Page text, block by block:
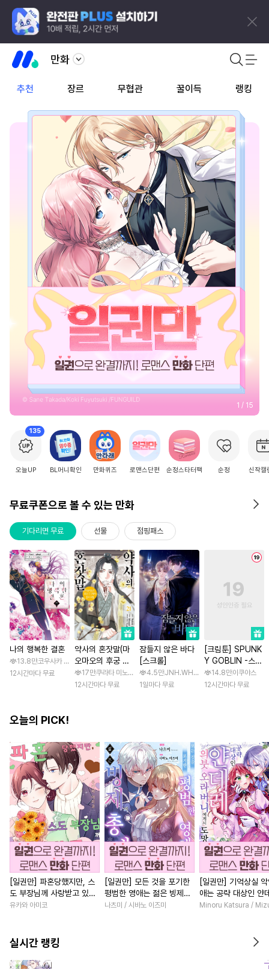
만화
추천 장르 무협관 꿀이득 랭킹
2 / 15
135
오늘UP BL머니확인 만화퀴즈 로맨스단편 순정스타터팩 순정 신작캘
무료쿠폰으로 볼 수 있는 만화
기다리면 무료 선물 점핑패스
나의 행복한 결혼
13.8만코우사카 리토 / 아기토기 아쿠미
12시간마다 무료
약사의 혼잣말(마
오마오의 후궁 수
수께끼 풀이수첩)
17만쿠라타 미노지 / 휴우가 나츠
12시간마다 무료
잠들지 않은 바다
[스크롤]
4.5만JNH.WH Studio / Lasso
1일마다 무료
[크림툰] SPUNK
Y GOBLIN -스펑
키 고블린- [스크
롤]
14.8만이쿠야스
12시간마다 무료
오늘의 PICK!
[일권만] 파혼당했지만, 스
도 부장님께 사랑받고 있습
니다 [단행본]
유카와 아미코
[일권만] 모든 것을 포기한
평범한 영애는 젊은 빙제의
총애를 받는다 [단행본]
나츠미 / 시바노 이즈미
[일권만] 기억상실
애는 공략 대상인 얀
붓 오라버니에게서
Minoru Katsura /
실시간 랭킹